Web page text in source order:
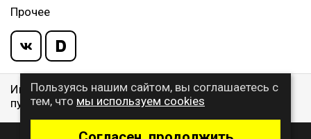
Прочее
Информация указанная на сайте, не является
публичной офертой, определяемой ст. 437 ГК РФ
Пользуясь нашим сайтом, вы соглашаетесь с
тем, что мы используем cookies